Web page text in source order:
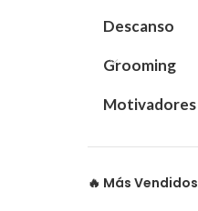
Descanso
Grooming
Motivadores
🔥 Más Vendidos